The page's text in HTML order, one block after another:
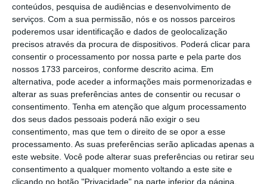
conteúdos, pesquisa de audiências e desenvolvimento de
serviços. Com a sua permissão, nós e os nossos parceiros
poderemos usar identificação e dados de geolocalização
precisos através da procura de dispositivos. Poderá clicar para
consentir o processamento por nossa parte e pela parte dos
nossos 1733 parceiros, conforme descrito acima. Em
alternativa, pode aceder a informações mais pormenorizadas e
alterar as suas preferências antes de consentir ou recusar o
consentimento. Tenha em atenção que algum processamento
dos seus dados pessoais poderá não exigir o seu
consentimento, mas que tem o direito de se opor a esse
processamento. As suas preferências serão aplicadas apenas a
este website. Você pode alterar suas preferências ou retirar seu
consentimento a qualquer momento voltando a este site e
clicando no botão "Privacidade" na parte inferior da página.
Rendeirofoi inicialmente presente ao juiz
Rajesh Parshotam, do tribunal de Verulam,
que lhedecretou em 17 de dezembro a medida
de coação mais gravosa, a prisão preventiva,
remetendo-o para uma das maiores prisões do
país, depois de rejeitar a libertação mediante
caução.
Rendeiro fica detido até 21 de janeiro
Ler Mais